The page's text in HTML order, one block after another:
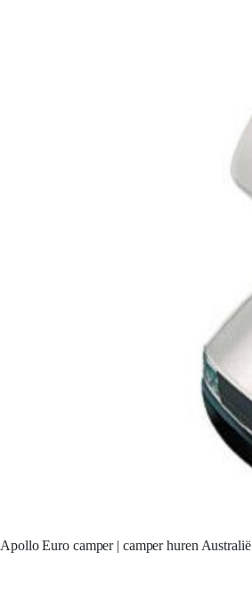
Apollo Euro camper | camper huren Australië